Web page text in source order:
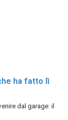
ha fatto lì
dal garage: il